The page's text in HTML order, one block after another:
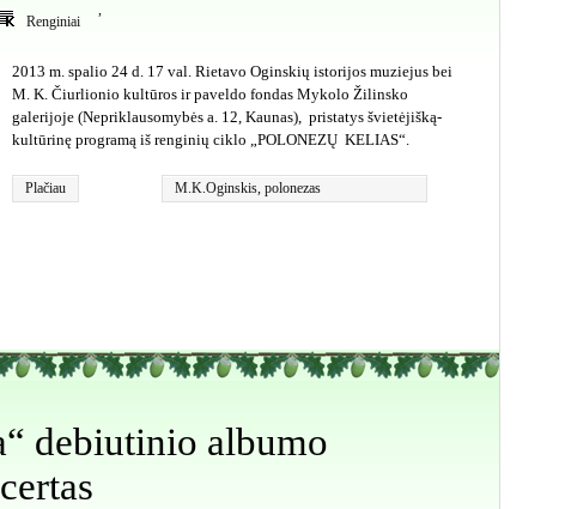
,
Renginiai
2013 m. spalio 24 d. 17 val. Rietavo Oginskių istorijos muziejus bei
M. K. Čiurlionio kultūros ir paveldo fondas Mykolo Žilinsko
galerijoje (Nepriklausomybės a. 12, Kaunas), pristatys švietėjišką-
kultūrinę programą iš renginių ciklo „POLONEZŲ KELIAS“.
Plačiau M.K.Oginskis, polonezas
debiutinio albumo